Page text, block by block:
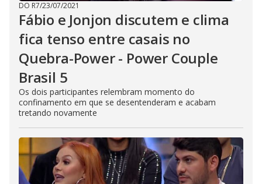
DO R7/23/07/2021
Fábio e Jonjon discutem e clima
fica tenso entre casais no
Quebra-Power - Power Couple
Brasil 5
Os dois participantes relembram momento do
confinamento em que se desentenderam e acabam
tretando novamente